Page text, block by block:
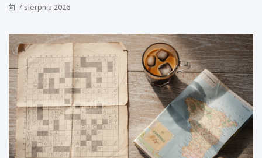
7 sierpnia 2026